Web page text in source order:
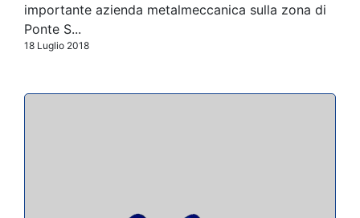
importante azienda metalmeccanica sulla zona di
Ponte S...
18 Luglio 2018